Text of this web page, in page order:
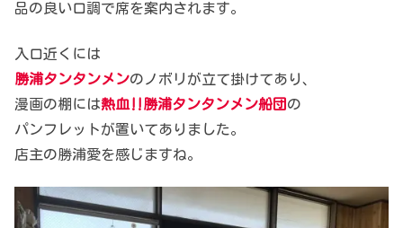
品の良い口調で席を案内されます。
入口近くには
勝浦タンタンメンのノボリが立て掛けてあり、
漫画の棚には熱血‼︎勝浦タンタンメン船団の
パンフレットが置いてありました。
店主の勝浦愛を感じますね。